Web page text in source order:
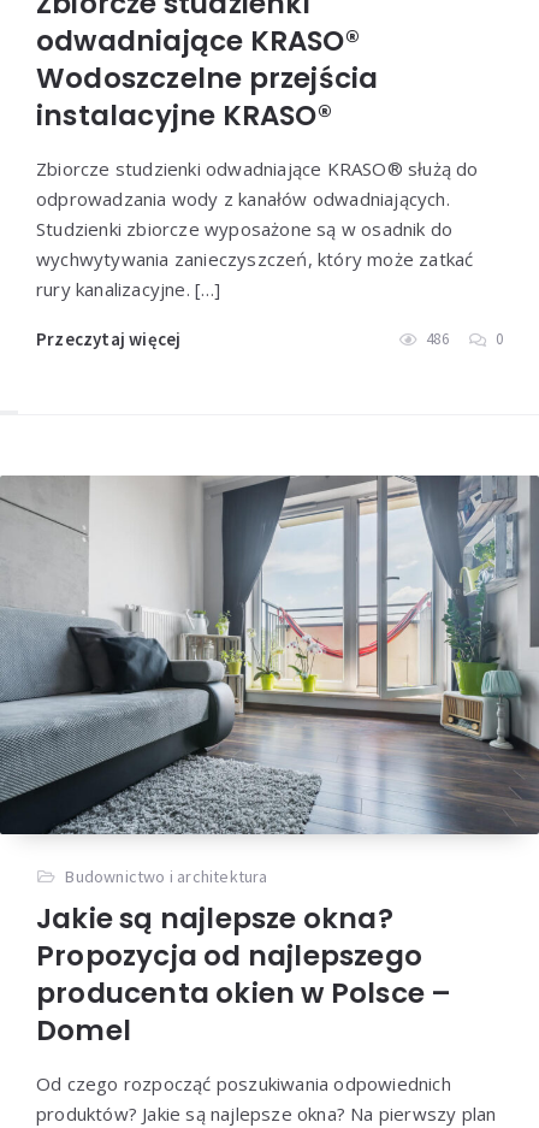
odwadniające KRASO®
Wodoszczelne przejścia
instalacyjne KRASO®
Zbiorcze studzienki odwadniające KRASO® służą do
odprowadzania wody z kanałów odwadniających.
Studzienki zbiorcze wyposażone są w osadnik do
wychwytywania zanieczyszczeń, który może zatkać
rury kanalizacyjne. […]
Przeczytaj więcej 486 0
Budownictwo i architektura
Jakie są najlepsze okna?
Propozycja od najlepszego
producenta okien w Polsce –
Domel
Od czego rozpocząć poszukiwania odpowiednich
produktów? Jakie są najlepsze okna? Na pierwszy plan